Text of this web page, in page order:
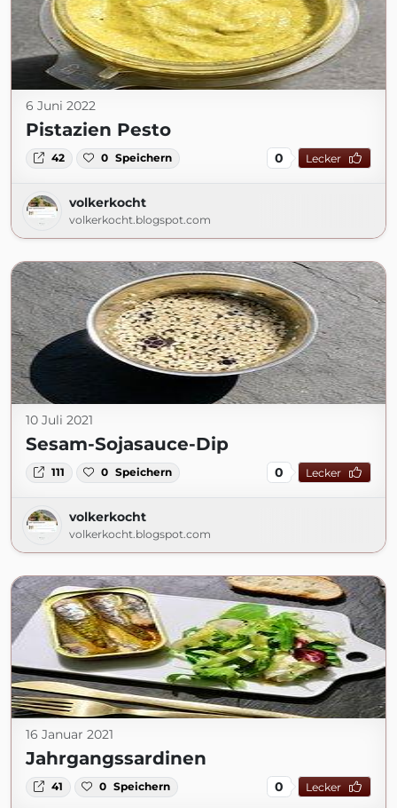
6 Juni 2022
Pistazien Pesto
42 0 Speichern 0 Lecker
volkerkocht
volkerkocht.blogspot.com
10 Juli 2021
Sesam-Sojasauce-Dip
111 0 Speichern 0 Lecker
volkerkocht
volkerkocht.blogspot.com
16 Januar 2021
Jahrgangssardinen
41 0 Speichern 0 Lecker